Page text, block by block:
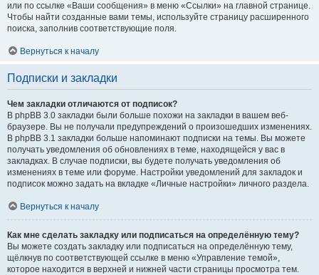
или по ссылке «Ваши сообщения» в меню «Ссылки» на главной странице.
Чтобы найти созданные вами темы, используйте страницу расширенного
поиска, заполнив соответствующие поля.
Вернуться к началу
Подписки и закладки
Чем закладки отличаются от подписок?
В phpBB 3.0 закладки были больше похожи на закладки в вашем веб-
браузере. Вы не получали предупреждений о произошедших изменениях.
В phpBB 3.1 закладки больше напоминают подписки на темы. Вы можете
получать уведомления об обновлениях в теме, находящейся у вас в
закладках. В случае подписки, вы будете получать уведомления об
изменениях в теме или форуме. Настройки уведомлений для закладок и
подписок можно задать на вкладке «Личные настройки» личного раздела.
Вернуться к началу
Как мне сделать закладку или подписаться на определённую тему?
Вы можете создать закладку или подписаться на определённую тему,
щёлкнув по соответствующей ссылке в меню «Управление темой»,
которое находится в верхней и нижней части страницы просмотра тем.